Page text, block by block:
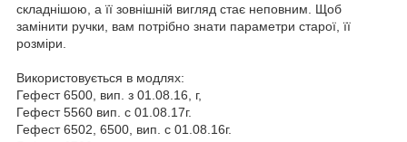
складнішою, а її зовнішній вигляд стає неповним. Щоб
замінити ручки, вам потрібно знати параметри старої, її
розміри.
Використовується в модлях:
Гефест 6500, вип. з 01.08.16, г,
Гефест 5560 вип. с 01.08.17г.
Гефест 6502, 6500, вип. с 01.08.16г.